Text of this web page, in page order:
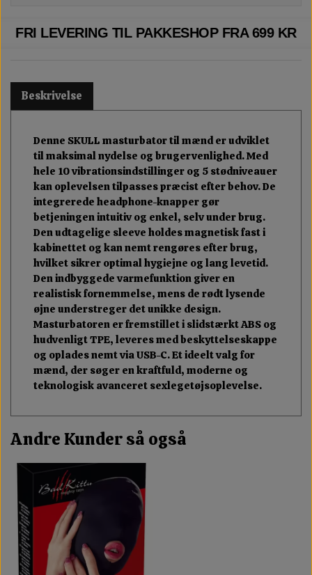
FRI LEVERING TIL PAKKESHOP FRA 699 KR
Beskrivelse
Denne SKULL masturbator til mænd er udviklet
til maksimal nydelse og brugervenlighed. Med
hele 10 vibrationsindstillinger og 5 stødniveauer
kan oplevelsen tilpasses præcist efter behov. De
integrerede headphone-knapper gør
betjeningen intuitiv og enkel, selv under brug.
Den udtagelige sleeve holdes magnetisk fast i
kabinettet og kan nemt rengøres efter brug,
hvilket sikrer optimal hygiejne og lang levetid.
Den indbyggede varmefunktion giver en
realistisk fornemmelse, mens de rødt lysende
øjne understreger det unikke design.
Masturbatoren er fremstillet i slidstærkt ABS og
hudvenligt TPE, leveres med beskyttelseskappe
og oplades nemt via USB-C. Et ideelt valg for
mænd, der søger en kraftfuld, moderne og
teknologisk avanceret sexlegetøjsoplevelse.
Andre Kunder så også